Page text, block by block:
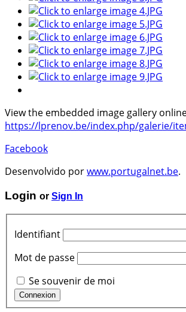
View the embedded image gallery
https://lprenov.be/index.php/galerie/
Facebook
Desenvolvido porwww.portugalnet.be.
Login or Sign In
Identifiant
Mot de passe
Se souvenir de moi